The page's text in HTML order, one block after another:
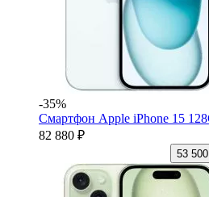
-35%
Смартфон Apple iPhone 15
82 880 ₽
53